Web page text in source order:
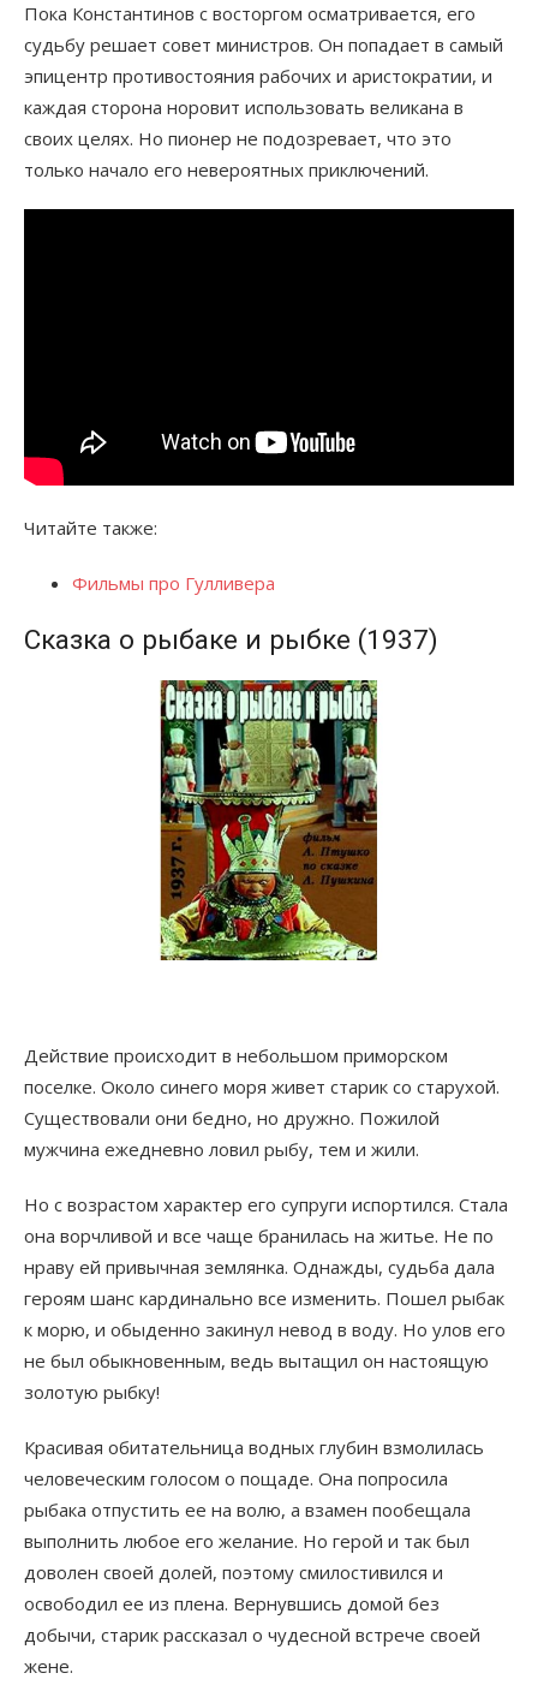
Пока Константинов с восторгом осматривается, его
судьбу решает совет министров. Он попадает в самый
эпицентр противостояния рабочих и аристократии, и
каждая сторона норовит использовать великана в
своих целях. Но пионер не подозревает, что это
только начало его невероятных приключений.
Читайте также:
Фильмы про Гулливера
Сказка о рыбаке и рыбке (1937)
Действие происходит в небольшом приморском
поселке. Около синего моря живет старик со старухой.
Существовали они бедно, но дружно. Пожилой
мужчина ежедневно ловил рыбу, тем и жили.
Но с возрастом характер его супруги испортился. Стала
она ворчливой и все чаще бранилась на житье. Не по
нраву ей привычная землянка. Однажды, судьба дала
героям шанс кардинально все изменить. Пошел рыбак
к морю, и обыденно закинул невод в воду. Но улов его
не был обыкновенным, ведь вытащил он настоящую
золотую рыбку!
Красивая обитательница водных глубин взмолилась
человеческим голосом о пощаде. Она попросила
рыбака отпустить ее на волю, а взамен пообещала
выполнить любое его желание. Но герой и так был
доволен своей долей, поэтому смилостивился и
освободил ее из плена. Вернувшись домой без
добычи, старик рассказал о чудесной встрече своей
жене.